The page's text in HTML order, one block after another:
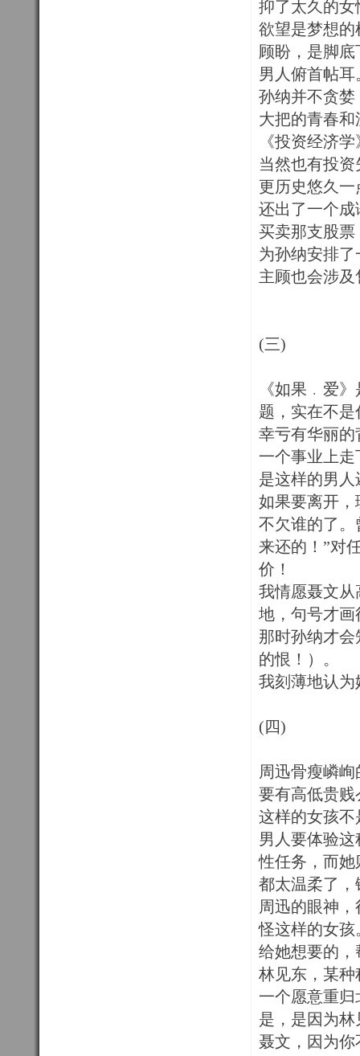
抑了太久的女
欲望是梦想
顾盼，是脚
男人俯首帖耳
孙纳并不贪
大把的青春
《投资经济
当然也有投
更历史悠久
还出了一个成
买卖那支股
为孙纳安排
主顾也会涉
(三)
《如果﹒爱
题，实在不
幸亏有华丽
一个事业上
是这样的男
如果要离开
不欠谁的了
来还的！”对
价！
我情愿聂文
地，句号才
那时孙纳才
的恨！）。
我刻薄地认
(四)
周迅骨瘦嶙
要有高低贵
这样的女孩
男人要体验
性任务，而
都太温柔了
周迅的眼神
怪这样的女
给她想要的
林见东，某
一个愿意重
是，是因为
聂文，因为